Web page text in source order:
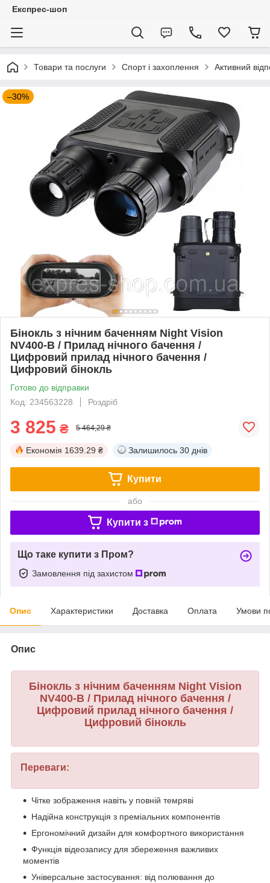
Експрес-шоп
Товари та послуги Спорт і захоплення Активний
–30%
Бінокль з нічним баченням Night Vision
NV400-B / Прилад нічного бачення /
Цифровий прилад нічного бачення /
Цифровий бінокль
Готово до відправки
Код: 234563228
Роздріб
3 825 ₴ 5 464,29 ₴
Економія 1639.29 ₴ Залишилось 30 днів
Купити
або
Купити з
Що таке купити з Пром?
Замовлення під захистом
Опис Характеристики Доставка Оплата Умови
Опис
Бінокль з нічним баченням Night Vision
NV400-B / Прилад нічного бачення /
Цифровий прилад нічного бачення /
Цифровий бінокль
Переваги:
Чітке зображення навіть у повній темряві
Надійна конструкція з преміальних компонентів
Ергономічний дизайн для комфортного використання
Функція відеозапису для збереження важливих
моментів
Універсальне застосування: від полювання до